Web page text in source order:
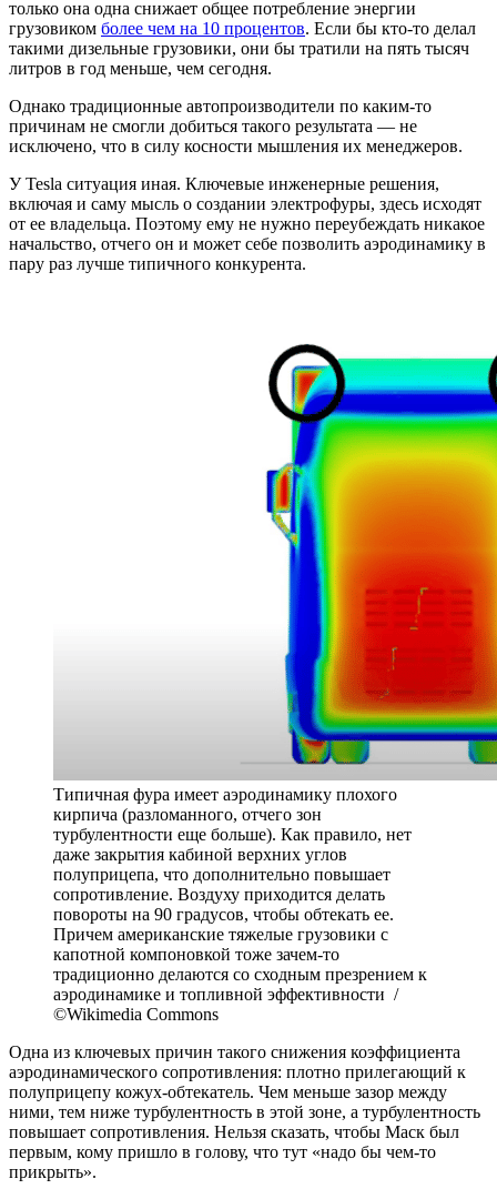
только она одна снижает общее потребление энергии
грузовиком более чем на 10 процентов. Если бы кто-то делал
такими дизельные грузовики, они бы тратили на пять тысяч
литров в год меньше, чем сегодня.
Однако традиционные автопроизводители по каким-то
причинам не смогли добиться такого результата — не
исключено, что в силу косности мышления их менеджеров.
У Tesla ситуация иная. Ключевые инженерные решения,
включая и саму мысль о создании электрофуры, здесь исходят
от ее владельца. Поэтому ему не нужно переубеждать никакое
начальство, отчего он и может себе позволить аэродинамику в
пару раз лучше типичного конкурента.
Типичная фура имеет аэродинамику плохого
кирпича (разломанного, отчего зон
турбулентности еще больше). Как правило, нет
даже закрытия кабиной верхних углов
полуприцепа, что дополнительно повышает
сопротивление. Воздуху приходится делать
повороты на 90 градусов, чтобы обтекать ее.
Причем американские тяжелые грузовики с
капотной компоновкой тоже зачем-то
традиционно делаются со сходным презрением к
аэродинамике и топливной эффективности /
©Wikimedia Commons
Одна из ключевых причин такого снижения коэффициента
аэродинамического сопротивления: плотно прилегающий к
полуприцепу кожух-обтекатель. Чем меньше зазор между
ними, тем ниже турбулентность в этой зоне, а турбулентность
повышает сопротивления. Нельзя сказать, чтобы Маск был
первым, кому пришло в голову, что тут «надо бы чем-то
прикрыть».